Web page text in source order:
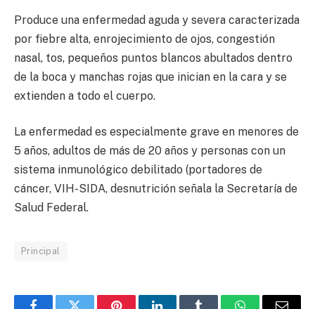
Produce una enfermedad aguda y severa caracterizada
por fiebre alta, enrojecimiento de ojos, congestión
nasal, tos, pequeños puntos blancos abultados dentro
de la boca y manchas rojas que inician en la cara y se
extienden a todo el cuerpo.
La enfermedad es especialmente grave en menores de
5 años, adultos de más de 20 años y personas con un
sistema inmunológico debilitado (portadores de
cáncer, VIH-SIDA, desnutrición señala la Secretaría de
Salud Federal.
Principal